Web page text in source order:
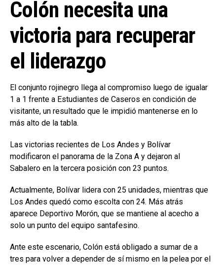
Colón necesita una
victoria para recuperar
el liderazgo
El conjunto rojinegro llega al compromiso luego de igualar
1 a 1 frente a Estudiantes de Caseros en condición de
visitante, un resultado que le impidió mantenerse en lo
más alto de la tabla.
Las victorias recientes de Los Andes y Bolívar
modificaron el panorama de la Zona A y dejaron al
Sabalero en la tercera posición con 23 puntos.
Actualmente, Bolívar lidera con 25 unidades, mientras que
Los Andes quedó como escolta con 24. Más atrás
aparece Deportivo Morón, que se mantiene al acecho a
solo un punto del equipo santafesino.
Ante este escenario, Colón está obligado a sumar de a
tres para volver a depender de sí mismo en la pelea por el